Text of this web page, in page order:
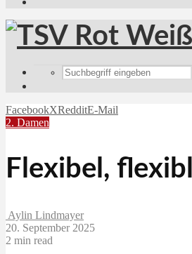
FacebookXRedditE-Mail
2. Damen
Flexibel,
Aylin Lindmayer
20. September 2025
2 min read